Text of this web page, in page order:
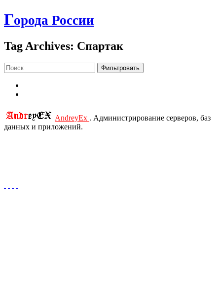
Города России
Tag Archives: Спартак
Фильтровать
AndreyEx . Администрирование серверов, баз
данных и приложений.